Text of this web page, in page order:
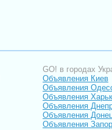
GO! в городах
Объявления Киев
Объявления
Объявления
Объявления
Объявления
Объявления